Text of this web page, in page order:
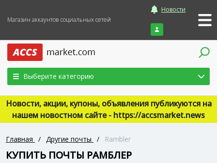
Магазин аккаунтов социальных сетей
Новости
Войти
Выберите категорию
Новости, акции, купоны, объявления публикуются на
нашем новостном сайте - https://accsmarket.news
Главная / Другие почты / Rambler
КУПИТЬ ПОЧТЫ РАМБЛЕР